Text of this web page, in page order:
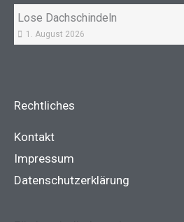
Lose Dachschindeln
1. August 2026
Rechtliches
Kontakt
Impressum
Datenschutzerklärung